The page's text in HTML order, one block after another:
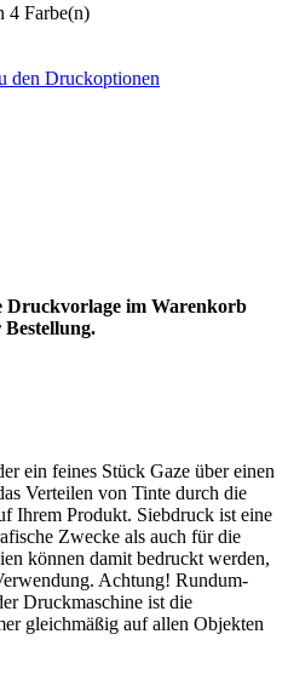
4 Farbe(n)
den Druckoptionen
Druckvorlage im Warenkorb
Bestellung.
ein feines Stück Gaze über einen
Verteilen von Tinte durch die
Ihrem Produkt. Siebdruck ist eine
Zwecke als auch für die
können damit bedruckt werden,
Achtung! Rundum-
Druckmaschine ist die
gleichmäßig auf allen Objekten